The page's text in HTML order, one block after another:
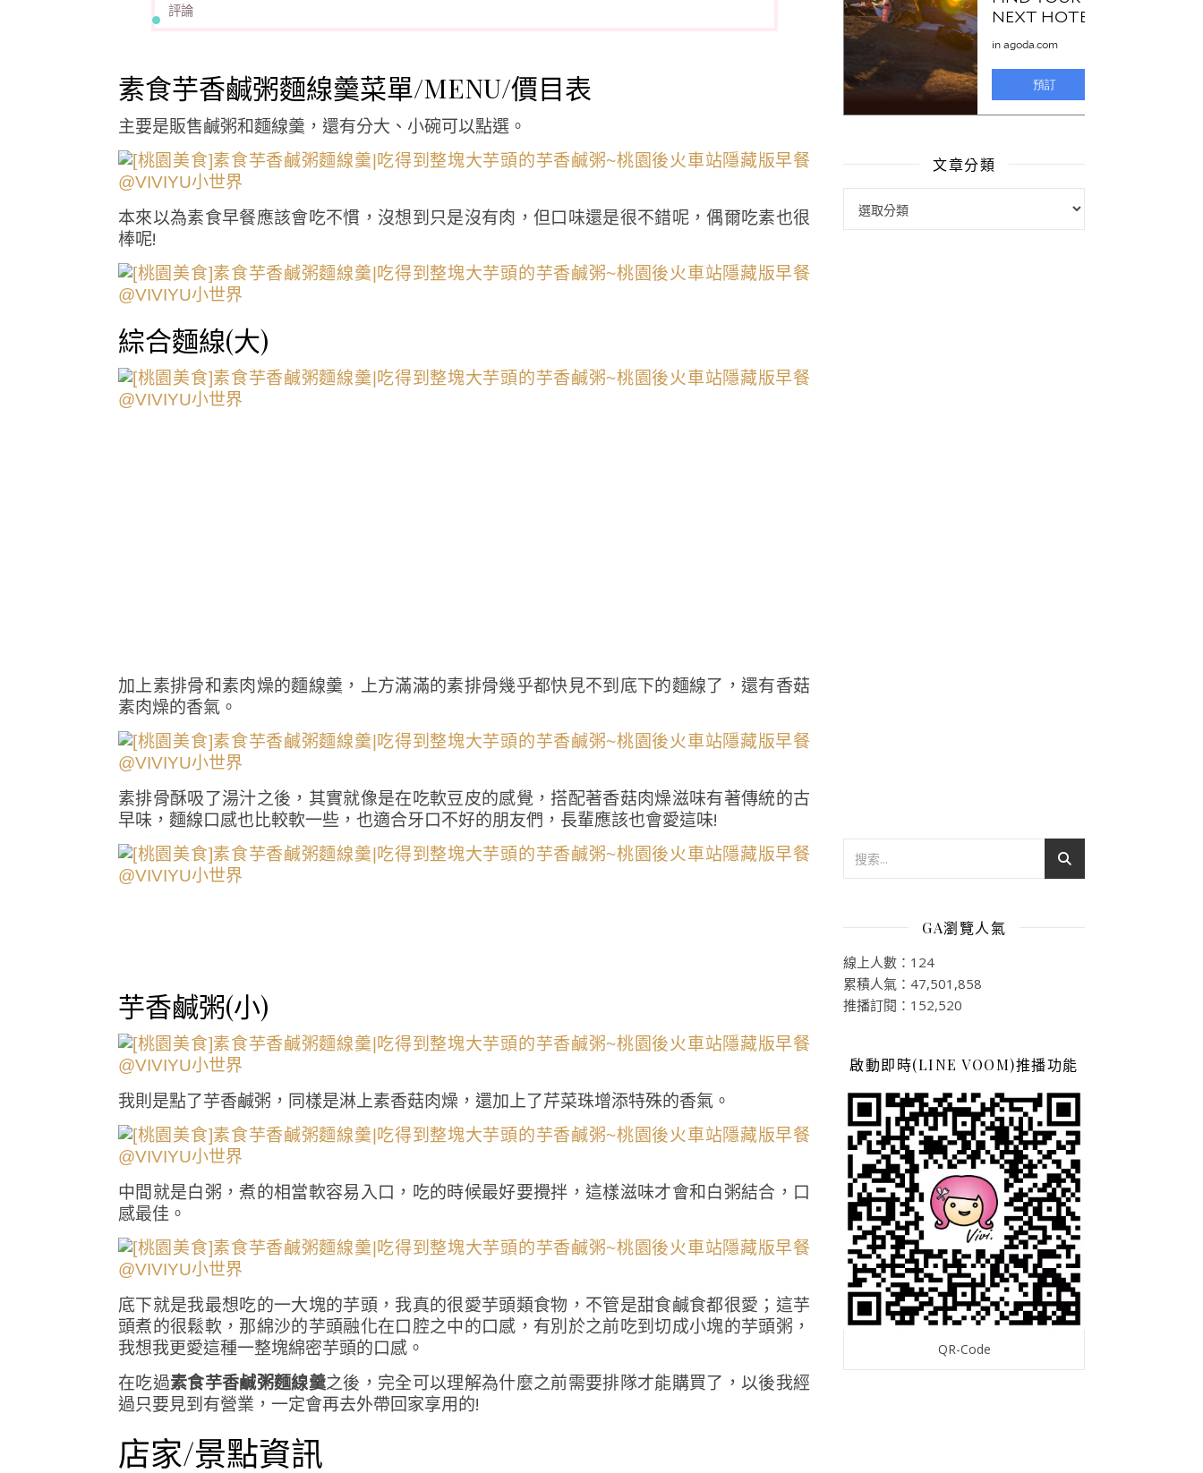
評論
素食芋香鹹粥麵線羹菜單/MENU/價目表
主要是販售鹹粥和麵線羹，還有分大、小碗可以點選。
本來以為素食早餐應該會吃不慣，沒想到只是沒有肉，但口味還是很不錯呢，偶爾吃素也很
棒呢!
綜合麵線(大)
加上素排骨和素肉燥的麵線羹，上方滿滿的素排骨幾乎都快見不到底下的麵線了，還有香菇
素肉燥的香氣。
素排骨酥吸了湯汁之後，其實就像是在吃軟豆皮的感覺，搭配著香菇肉燥滋味有著傳統的古
早味，麵線口感也比較軟一些，也適合牙口不好的朋友們，長輩應該也會愛這味!
芋香鹹粥(小)
我則是點了芋香鹹粥，同樣是淋上素香菇肉燥，還加上了芹菜珠增添特殊的香氣。
中間就是白粥，煮的相當軟容易入口，吃的時候最好要攪拌，這樣滋味才會和白粥結合，口
感最佳。
底下就是我最想吃的一大塊的芋頭，我真的很愛芋頭類食物，不管是甜食鹹食都很愛；這芋
頭煮的很鬆軟，那綿沙的芋頭融化在口腔之中的口感，有別於之前吃到切成小塊的芋頭粥，
我想我更愛這種一整塊綿密芋頭的口感。
在吃過素食芋香鹹粥麵線羹之後，完全可以理解為什麼之前需要排隊才能購買了，以後我經
過只要見到有營業，一定會再去外帶回家享用的!
店家/景點資訊
文章分類
GA瀏覽人氣
線上人數：124
累積人氣：47,501,858
推播訂閱：152,520
啟動即時(LINE VOOM)推播功能
QR-Code